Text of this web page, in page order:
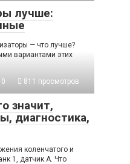
лучше:
— что лучше?
вариантами этих
0
811 просмотров
значит,
диагностика,
коленчатого и
1, датчик A. Что